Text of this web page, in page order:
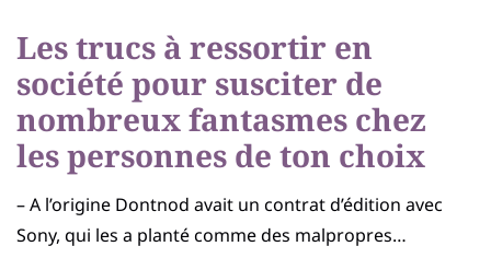
Les trucs à ressortir en
société pour susciter de
nombreux fantasmes chez
les personnes de ton choix
– A l’origine Dontnod avait un contrat d’édition avec
Sony, qui les a planté comme des malpropres…